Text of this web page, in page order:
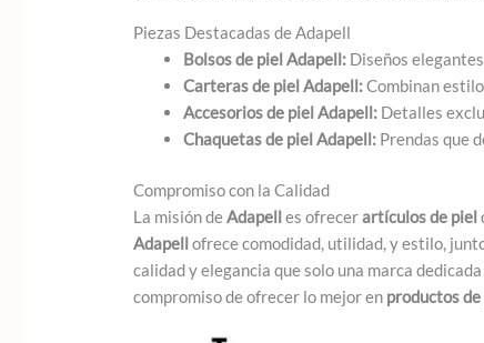
Piezas Destacadas de Adapell
Bolsos de piel Adapell: Diseños
Carteras de piel Adapell:Combinan
Accesorios de piel Adapell: Detalles
Chaquetas de piel Adapell: Prendas que
Compromiso con la Calidad
La misión deAdapelles ofrecerartículos de piel
Adapellofrece comodidad, utilidad, y estilo,
calidad y elegancia que solo una marca
compromiso de ofrecer lo mejor en productos